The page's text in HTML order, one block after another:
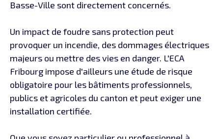
Basse-Ville sont directement concernés.
Un impact de foudre sans protection peut
provoquer un incendie, des dommages électriques
majeurs ou mettre des vies en danger. L'ECA
Fribourg impose d'ailleurs une étude de risque
obligatoire pour les bâtiments professionnels,
publics et agricoles du canton et peut exiger une
installation certifiée.